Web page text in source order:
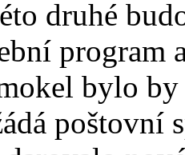
druhé
bylo
poštovní